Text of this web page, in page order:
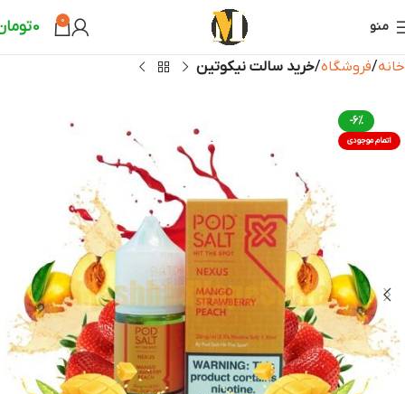
منو 0
0
خانه فروشگاه خرید سالت نیکوتین
-6%
اتمام موجودی